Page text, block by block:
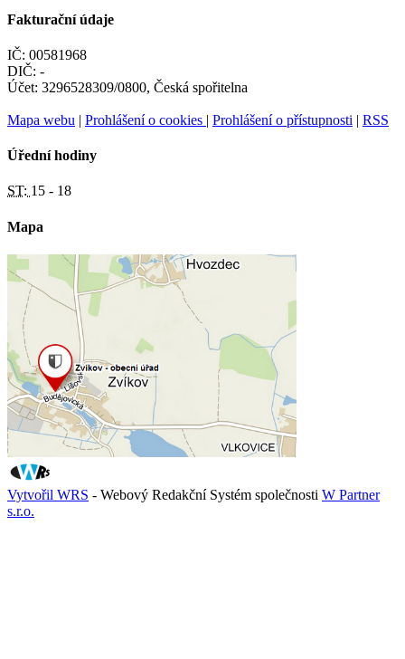
Fakturační údaje
IČ: 00581968
DIČ: -
Účet: 3296528309/0800, Česká spořitelna
Mapa webu | Prohlášení o cookies | Prohlášení o přístupnosti | RSS
Úřední hodiny
ST: 15 - 18
Mapa
Vytvořil WRS - Webový Redakční Systém společnosti W Partner
s.r.o.